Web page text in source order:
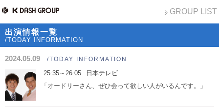
GROUP LIST
出演情報一覧
/TODAY INFORMATION
2024.05.09 /TODAY INFORMATION
25:35～26:05
日本テレビ
「オードリーさん、ぜひ会って欲しい人がいるんです。」